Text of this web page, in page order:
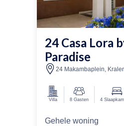
24 Casa Lora
Paradise
24 Makambaplein,
Villa 8 Gasten 4
Gehele woning